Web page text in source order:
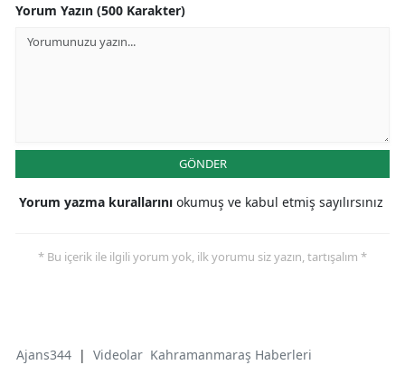
Yorum Yazın (500 Karakter)
GÖNDER
Yorum yazma kurallarını okumuş ve kabul etmiş sayılırsınız
* Bu içerik ile ilgili yorum yok, ilk yorumu siz yazın, tartışalım *
Ajans344 | Videolar Kahramanmaraş Haberleri